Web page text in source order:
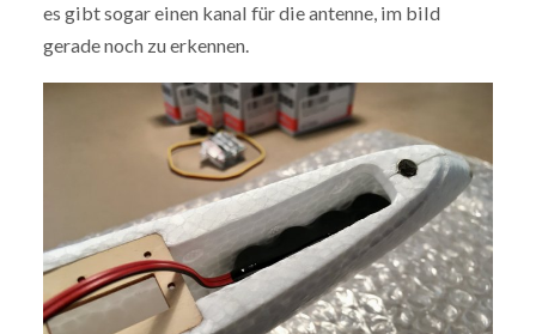
es gibt sogar einen kanal für die antenne, im bild
gerade noch zu erkennen.